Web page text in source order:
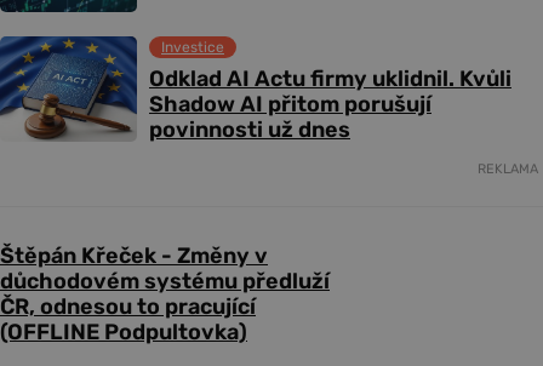
Odklad AI Actu firmy uklidnil. Kvůli
Shadow AI přitom porušují
povinnosti už dnes
Investice
REKLAMA
Štěpán Křeček - Změny v
důchodovém systému předluží
ČR, odnesou to pracující
(OFFLINE Podpultovka)